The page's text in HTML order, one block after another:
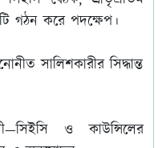
গঠন করে পদক্ষেপ।
সালিশকারীর সিদ্ধান্ত
ও কাউন্সিলের